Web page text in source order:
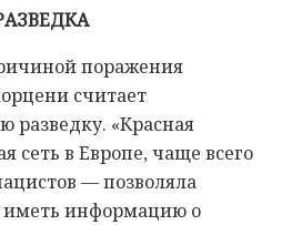
поражения
считает
разведку. «Красная
сеть в Европе, чаще всего
— позволяла
иметь информацию о